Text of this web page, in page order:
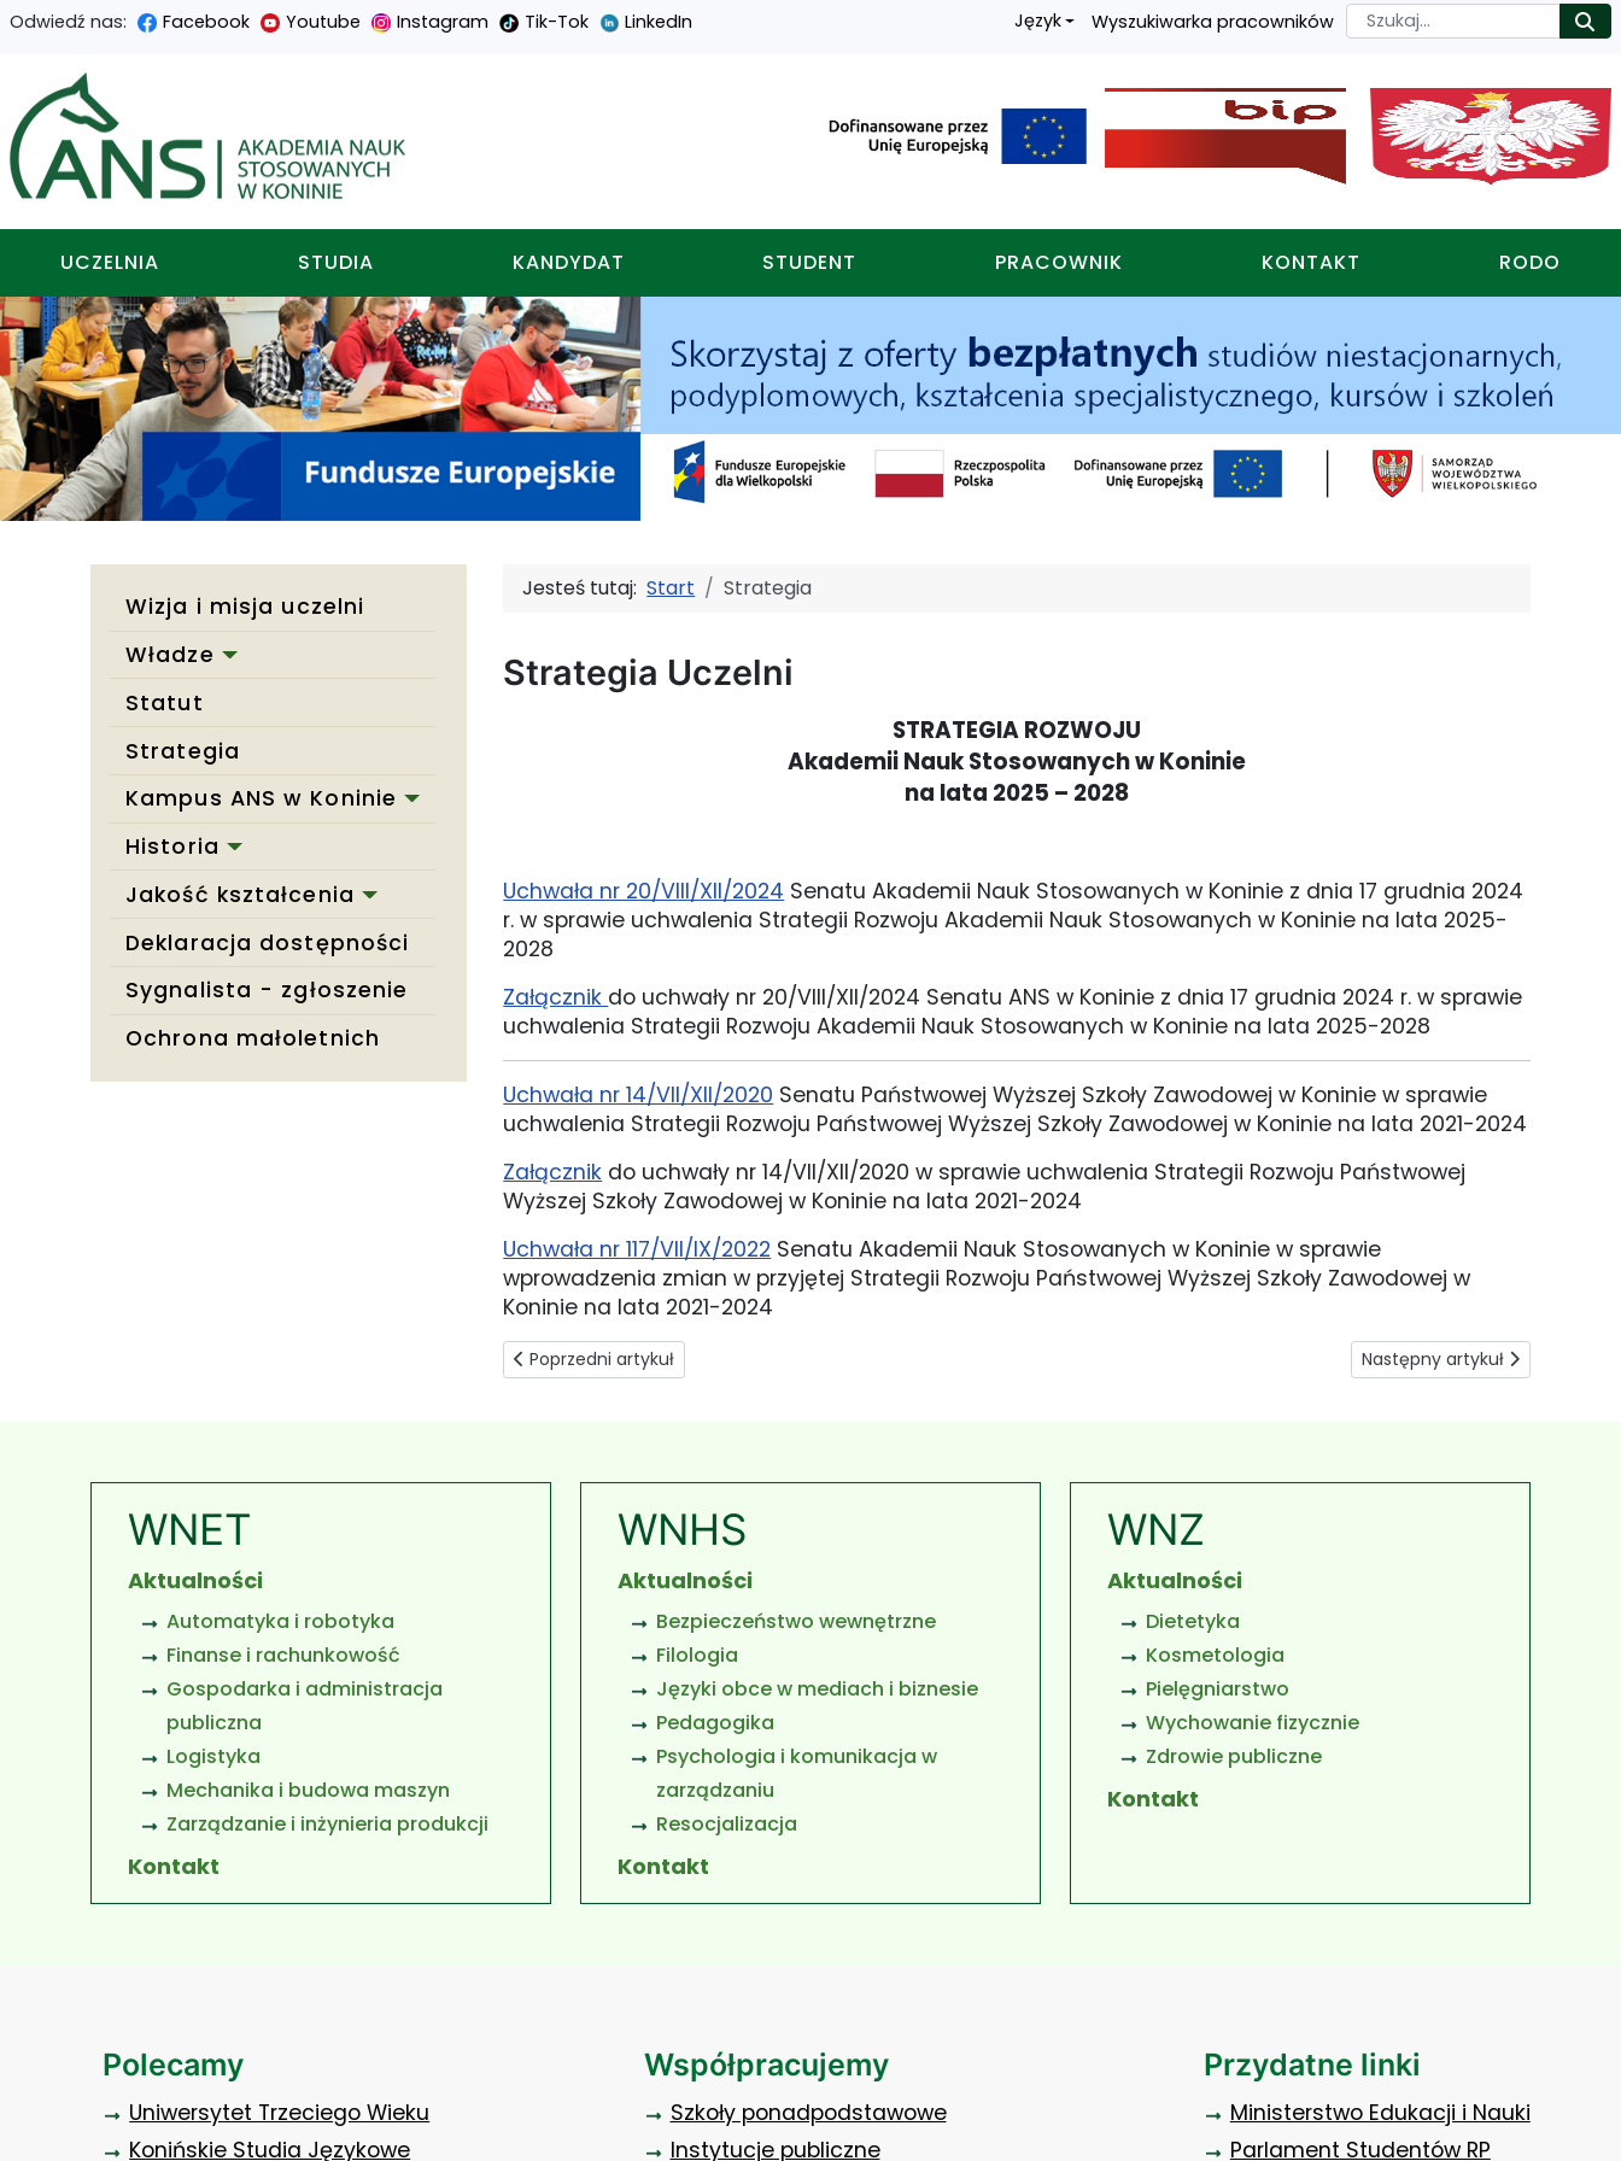
Przejdź
do
treści
głównej
Przejdź
do
menu
nawigacyjnego
Przejdź
do
wyszukiwarki
Przejdź
do
mapy
strony
Odwiedź nas: Facebook Youtube Instagram Tik-Tok LinkedIn Język Wyszukiwarka pracowników Szukaj
Akademia nauk stosowanych w koninie
UCZELNIA STUDIA KANDYDAT STUDENT PRACOWNIK KONTAKT RODO
Wizja i misja uczelni
Władze
Statut
Strategia
Kampus ANS w Koninie
Historia
Jakość kształcenia
Deklaracja dostępności
Sygnalista - zgłoszenie
Ochrona małoletnich
Jesteś tutaj:Start Strategia
Strategia Uczelni
STRATEGIA ROZWOJU
Akademii Nauk Stosowanych w Koninie
na lata 2025 – 2028
Uchwała nr 20/VIII/XII/2024 Senatu Akademii Nauk Stosowanych w Koninie z dnia 17 grudnia 2024
r. w sprawie uchwalenia Strategii Rozwoju Akademii Nauk Stosowanych w Koninie na lata 2025-
2028
Załącznik do uchwały nr 20/VIII/XII/2024 Senatu ANS w Koninie z dnia 17 grudnia 2024 r. w sprawie
uchwalenia Strategii Rozwoju Akademii Nauk Stosowanych w Koninie na lata 2025-2028
Uchwała nr 14/VII/XII/2020 Senatu Państwowej Wyższej Szkoły Zawodowej w Koninie w sprawie
uchwalenia Strategii Rozwoju Państwowej Wyższej Szkoły Zawodowej w Koninie na lata 2021-2024
Załącznik do uchwały nr 14/VII/XII/2020 w sprawie uchwalenia Strategii Rozwoju Państwowej
Wyższej Szkoły Zawodowej w Koninie na lata 2021-2024
Uchwała nr 117/VII/IX/2022 Senatu Akademii Nauk Stosowanych w Koninie w sprawie
wprowadzenia zmian w przyjętej Strategii Rozwoju Państwowej Wyższej Szkoły Zawodowej w
Koninie na lata 2021-2024
Poprzedni artykuł: Historia
Poprzedni artykuł Następny artykuł: Statut
Następny artykuł
WNET
Aktualności
Automatyka i robotyka
Finanse i rachunkowość
Gospodarka i administracja
publiczna
Logistyka
Mechanika i budowa maszyn
Zarządzanie i inżynieria produkcji
Kontakt
WNHS
Aktualności
Bezpieczeństwo wewnętrzne
Filologia
Języki obce w mediach i biznesie
Pedagogika
Psychologia i komunikacja w
zarządzaniu
Resocjalizacja
Kontakt
WNZ
Aktualności
Dietetyka
Kosmetologia
Pielęgniarstwo
Wychowanie fizycznie
Zdrowie publiczne
Kontakt
Polecamy
Uniwersytet Trzeciego Wieku
Konińskie Studia Językowe
Współpracujemy
Szkoły ponadpodstawowe
Instytucje publiczne
Przydatne linki
Ministerstwo Edukacji i Nauki
Parlament Studentów RP